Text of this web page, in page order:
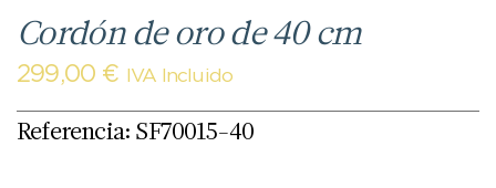
Cordón de oro de 40 cm
299,00 € IVA Incluido
Referencia: SF70015-40